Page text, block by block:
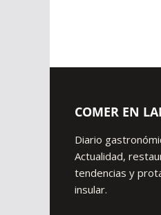
COMER EN
Diario
Actualidad,
tendencias y
insular.